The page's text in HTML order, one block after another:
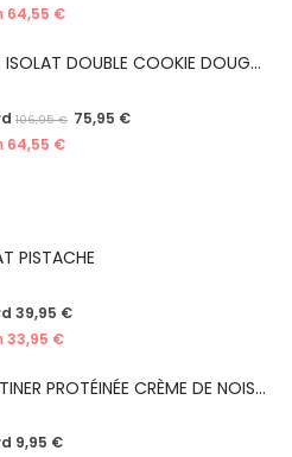
64,55 €
PACK WHEY ISOLAT DOUBLE COOKIE DOUGH (ÉDITION LIMITÉE ICE CREAM)
106,95€ 75,95 €
64,55 €
PISTACHE
5
39,95 €
33,95 €
PÂTE À TARTINER PROTÉINÉE CRÈME DE NOISETTES
5
9,95 €